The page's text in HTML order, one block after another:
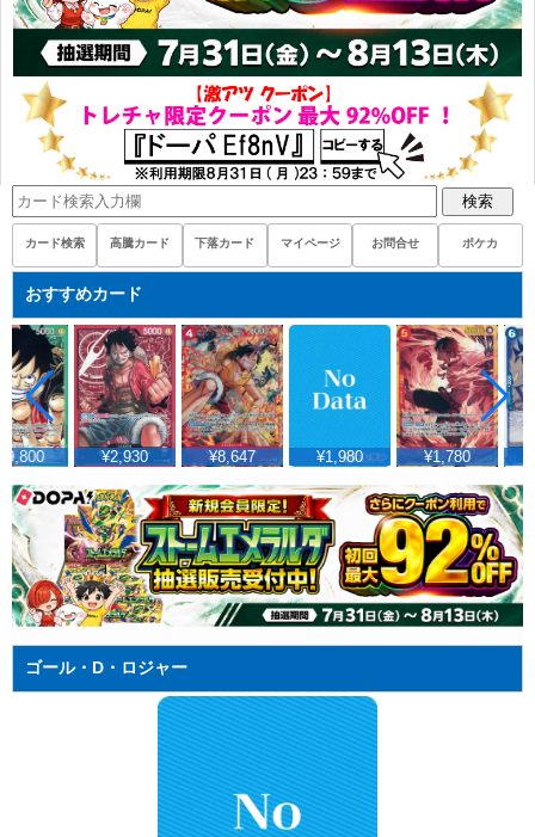
検索
カード検索 高騰カード 下落カード マイページ お問合せ ポケカ
おすすめカード
¥2,930 ¥8,647 ¥1,980 ¥1,780
ゴール・D・ロジャー